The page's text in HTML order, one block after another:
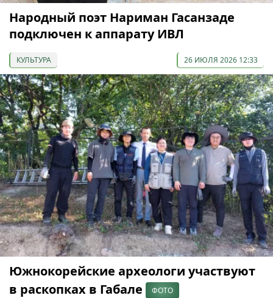
Народный поэт Нариман Гасанзаде
подключен к аппарату ИВЛ
КУЛЬТУРА 26 ИЮЛЯ 2026 12:33
Южнокорейские археологи участвуют
в раскопках в Габале
ФОТО